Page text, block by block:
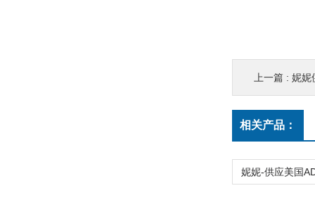
上一篇 : 妮妮
相关产品：